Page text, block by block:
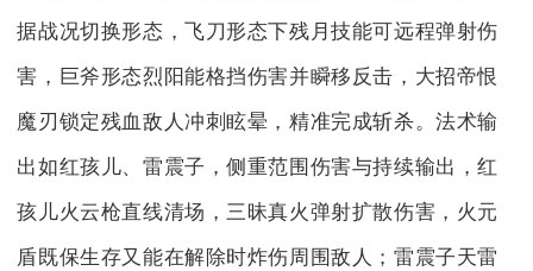
据战况切换形态，飞刀形态下残月技能可远程弹射伤
害，巨斧形态烈阳能格挡伤害并瞬移反击，大招帝恨
魔刃锁定残血敌人冲刺眩晕，精准完成斩杀。法术输
出如红孩儿、雷震子，侧重范围伤害与持续输出，红
孩儿火云枪直线清场，三昧真火弹射扩散伤害，火元
盾既保生存又能在解除时炸伤周围敌人；雷震子天雷